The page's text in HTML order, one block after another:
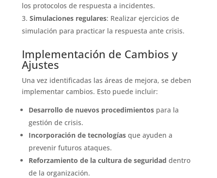
los protocolos de respuesta a incidentes.
Simulaciones regulares: Realizar ejercicios de
simulación para practicar la respuesta ante crisis.
Implementación de Cambios y
Ajustes
Una vez identificadas las áreas de mejora, se deben
implementar cambios. Esto puede incluir:
Desarrollo de nuevos procedimientospara la
gestión de crisis.
Incorporación de tecnologíasque ayuden a
prevenir futuros ataques.
Reforzamiento de la cultura de seguridad dentro
de la organización.